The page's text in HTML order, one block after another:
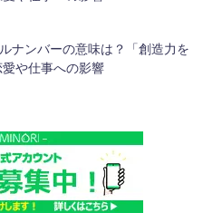
ナンバーの意味は？「創造力を
や仕事への影響